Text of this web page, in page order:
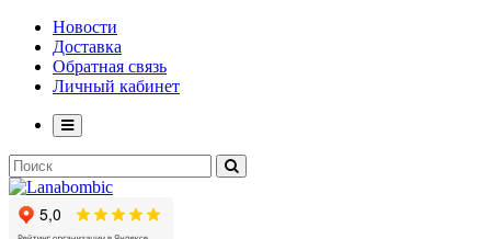
Новости
Доставка
Обратная связь
Личный кабинет